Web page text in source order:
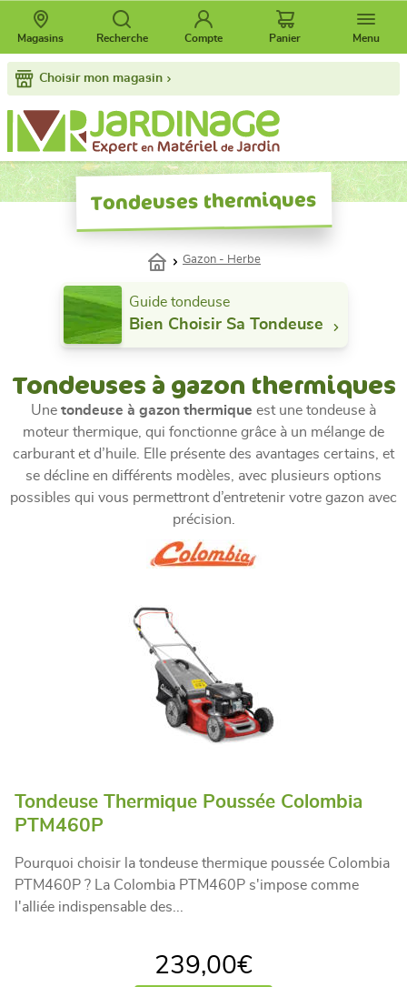
Choisir mon magasin
Magasins Recherche Compte Panier Menu
Tondeuses thermiques
Gazon - Herbe
Guide tondeuse
Bien Choisir Sa Tondeuse
Tondeuses à gazon thermiques
Une tondeuse à gazon thermique est une tondeuse à
moteur thermique, qui fonctionne grâce à un mélange de
carburant et d’huile. Elle présente des avantages certains, et
se décline en différents modèles, avec plusieurs options
possibles qui vous permettront d’entretenir votre gazon avec
précision.
Tondeuse Thermique Poussée Colombia
PTM460P
Pourquoi choisir la tondeuse thermique poussée Colombia
PTM460P ? La Colombia PTM460P s'impose comme
l'alliée indispensable des...
239,00€